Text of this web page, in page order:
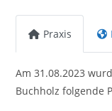
Praxis
Am 31.08.2023
Buchholz folgende